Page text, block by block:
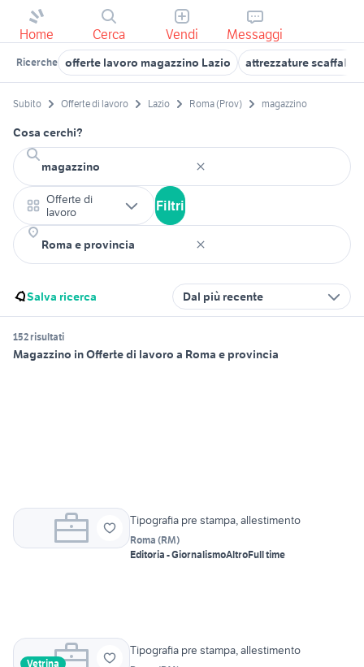
Home Cerca Vendi Messaggi
Ricerche offerte lavoro magazzino Lazio attrezzature
Subito Offerte di lavoro Lazio Roma (Prov) magazzino
Cosa cerchi?
Offerte di
lavoro
Filtri
Salva ricerca Dal più recente
152 risultati
Magazzino in Offerte di lavoro a Roma e provincia
Tipografia pre stampa, allestimento
Roma (RM)
Editoria - GiornalismoAltroFull time
Vetrina
Tipografia pre stampa, allestimento